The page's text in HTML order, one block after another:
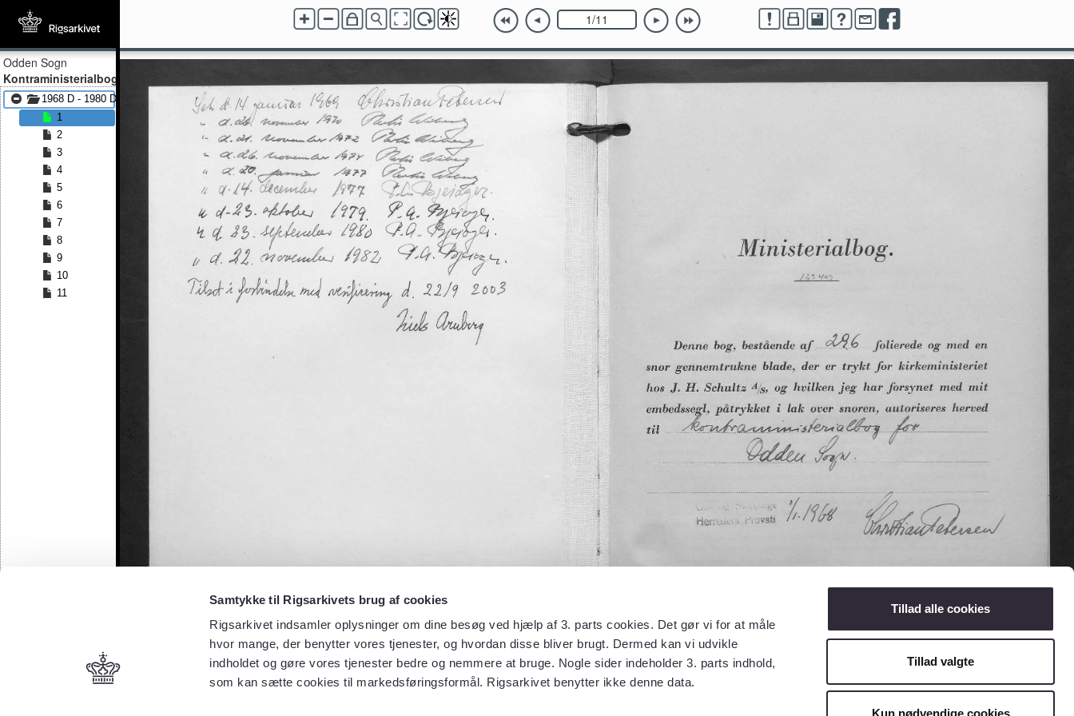
Samtykke til Rigsarkivets brug af cookies
Rigsarkivet indsamler oplysninger om dine besøg ved hjælp af 3. parts cookies. Det gør vi for at måle
hvor mange, der benytter vores tjenester, og hvordan disse bliver brugt. Dermed kan vi udvikle
indholdet og gøre vores tjenester bedre og nemmere at bruge. Nogle sider indeholder 3. parts indhold,
som kan sætte cookies til markedsføringsformål. Rigsarkivet benytter ikke denne data.
Tillad alle cookies
Tillad valgte
Kun nødvendige cookies
Odden Sogn
Kontraministerialbog
1968 D - 1980 D
1
2
3
4
5
6
7
8
9
10
11